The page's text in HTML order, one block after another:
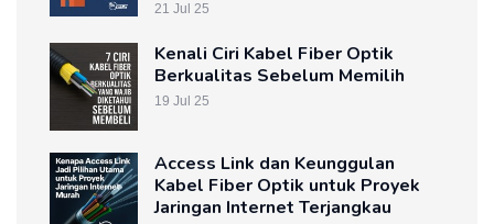
21 Jul 25
Kenali Ciri Kabel Fiber Optik
Berkualitas Sebelum Memilih
19 Jul 25
Access Link dan Keunggulan
Kabel Fiber Optik untuk Proyek
Jaringan Internet Terjangkau